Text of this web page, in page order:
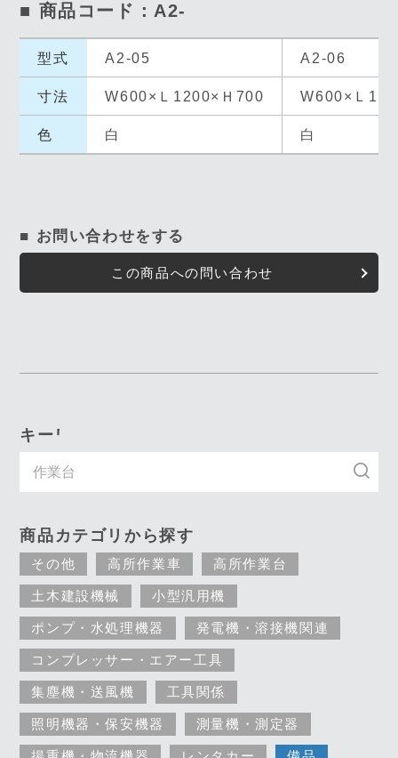
■ 商品コード：A2-
型式 A2-05 A2-06
寸法 W600×Ｌ1200×Ｈ700 W600×Ｌ
色 白 白
■ お問い合わせをする
この商品への問い合わせ
キーワード入力で探す
商品カテゴリから探す
その他 高所作業車 高所作業台
土木建設機械 小型汎用機
ポンプ・水処理機器 発電機・溶接機関連
コンプレッサー・エアー工具
集塵機・送風機 工具関係
照明機器・保安機器 測量機・測定器